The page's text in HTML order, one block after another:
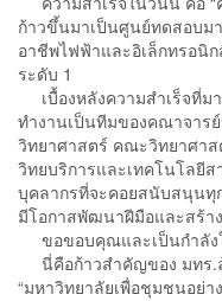
ก้าวขึ้นมาเป็นศูนย์ทดสอบม
อาชีพไฟฟ้าและอิเล็กทรอนิ
ระดับ 1
เบื้องหลังความสำเร็จที่ม
ทำงานเป็นทีมของคณาจาร
วิทยาศาสตร์ คณะวิทยาศาส
วิทยบริการและเทคโนโลยี
บุคลากรที่จะคอยสนับสนุนทุ
มีโอกาสพัฒนาฝีมือและสร้า
ขอขอบคุณและเป็นกำลัง
นี่คือก้าวสำคัญของ มทร.
“มหาวิทยาลัยเพื่อชุมชนอย่า